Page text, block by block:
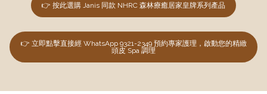
👉 按此選購 Janis 同款 NHRC 森林療癒居家皇牌系列產品
👉 立即點擊直接經 WhatsApp 9321-2349 預約專家護理，啟動您的精緻
頭皮 Spa 調理